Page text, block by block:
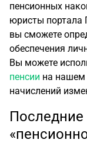
пенсионных
юристы портала
вы сможете
обеспечения
Вы можете
пенсии на нашем
начислений